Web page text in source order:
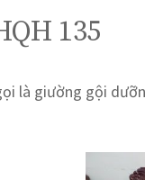
135
là giường gội